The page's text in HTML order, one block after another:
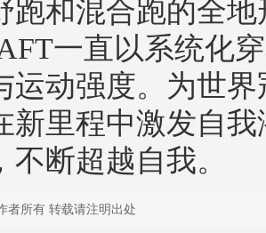
跑和混合跑的全
一直以系统化
运动强度。为世
新里程中激发自
不断超越自我。
者所有 转载请注明出处